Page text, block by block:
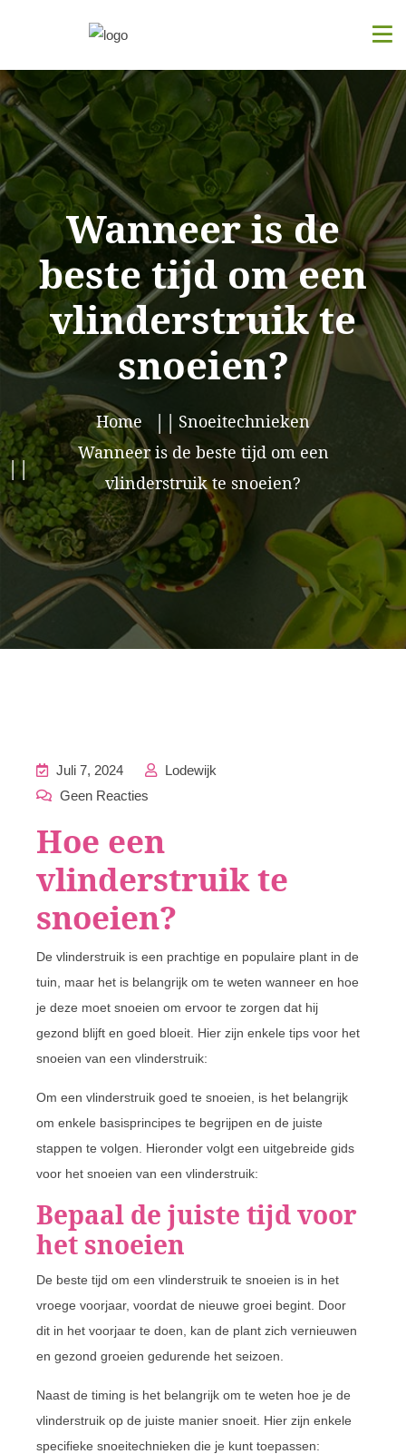
Wanneer is de
beste tijd om een
vlinderstruik te
snoeien?
Home
Snoeitechnieken
Wanneer is de beste tijd om een
vlinderstruik te snoeien?
Juli 7, 2024
Lodewijk
Geen Reacties
Hoe een
vlinderstruik te
snoeien?
De vlinderstruik is een prachtige en populaire plant in de
tuin, maar het is belangrijk om te weten wanneer en hoe
je deze moet snoeien om ervoor te zorgen dat hij
gezond blijft en goed bloeit. Hier zijn enkele tips voor het
snoeien van een vlinderstruik:
Om een vlinderstruik goed te snoeien, is het belangrijk
om enkele basisprincipes te begrijpen en de juiste
stappen te volgen. Hieronder volgt een uitgebreide gids
voor het snoeien van een vlinderstruik:
Bepaal de juiste tijd voor
het snoeien
De beste tijd om een vlinderstruik te snoeien is in het
vroege voorjaar, voordat de nieuwe groei begint. Door
dit in het voorjaar te doen, kan de plant zich vernieuwen
en gezond groeien gedurende het seizoen.
Naast de timing is het belangrijk om te weten hoe je de
vlinderstruik op de juiste manier snoeit. Hier zijn enkele
specifieke snoeitechnieken die je kunt toepassen: